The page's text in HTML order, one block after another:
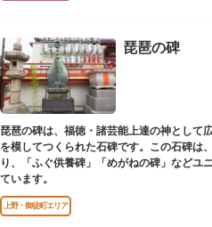
琵琶の碑
琵琶の碑は、福徳・諸芸能上達の神として
を模してつくられた石碑です。この石碑は
り、「ふぐ供養碑」「めがねの碑」などユ
ています。
上野・御徒町エリア